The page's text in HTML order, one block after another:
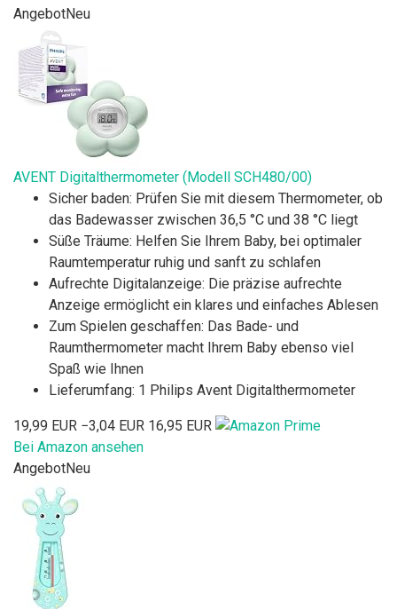
AngebotNeu
AVENT Digitalthermometer (Modell SCH480/00)
Sicher baden: Prüfen Sie mit diesem Thermometer, ob
das Badewasser zwischen 36,5 °C und 38 °C liegt
Süße Träume: Helfen Sie Ihrem Baby, bei optimaler
Raumtemperatur ruhig und sanft zu schlafen
Aufrechte Digitalanzeige: Die präzise aufrechte
Anzeige ermöglicht ein klares und einfaches Ablesen
Zum Spielen geschaffen: Das Bade- und
Raumthermometer macht Ihrem Baby ebenso viel
Spaß wie Ihnen
Lieferumfang: 1 Philips Avent Digitalthermometer
19,99 EUR −3,04 EUR 16,95 EUR
Bei Amazon ansehen
AngebotNeu